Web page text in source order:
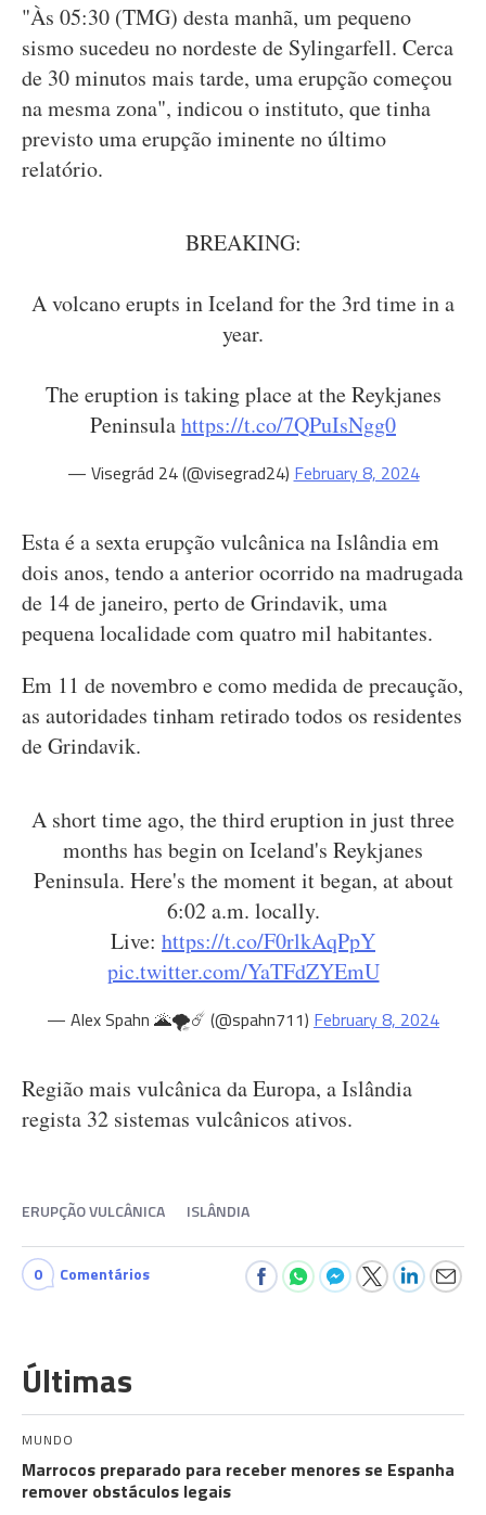
"Às 05:30 (TMG) desta manhã, um pequeno
sismo sucedeu no nordeste de Sylingarfell. Cerca
de 30 minutos mais tarde, uma erupção começou
na mesma zona", indicou o instituto, que tinha
previsto uma erupção iminente no último
relatório.
BREAKING:
A volcano erupts in Iceland for the 3rd time in a
year.
The eruption is taking place at the Reykjanes
Peninsulahttps://t.co/7QPuIsNgg0
— Visegrád 24 (@visegrad24) February 8, 2024
Esta é a sexta erupção vulcânica na Islândia em
dois anos, tendo a anterior ocorrido na madrugada
de 14 de janeiro, perto de Grindavik, uma
pequena localidade com quatro mil habitantes.
Em 11 de novembro e como medida de precaução,
as autoridades tinham retirado todos os residentes
de Grindavik.
A short time ago, the third eruption in just three
months has begin on Iceland's Reykjanes
Peninsula. Here's the moment it began, at about
6:02 a.m. locally.
Live: https://t.co/F0rlkAqPpY
pic.twitter.com/YaTFdZYEmU
— Alex Spahn 🌋🌪️☄️ (@spahn711) February 8, 2024
Região mais vulcânica da Europa, a Islândia
regista 32 sistemas vulcânicos ativos.
ERUPÇÃO VULCÂNICA ISLÂNDIA
0 Comentários
Últimas
MUNDO
Marrocos preparado para receber menores se Espanha
remover obstáculos legais